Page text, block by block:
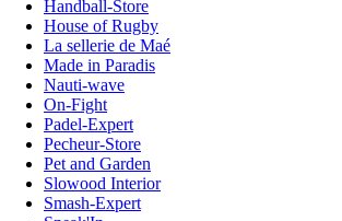
Handball-Store
House of Rugby
La sellerie de Maé
Made in Paradis
Nauti-wave
On-Fight
Padel-Expert
Pecheur-Store
Pet and Garden
Slowood Interior
Smash-Expert